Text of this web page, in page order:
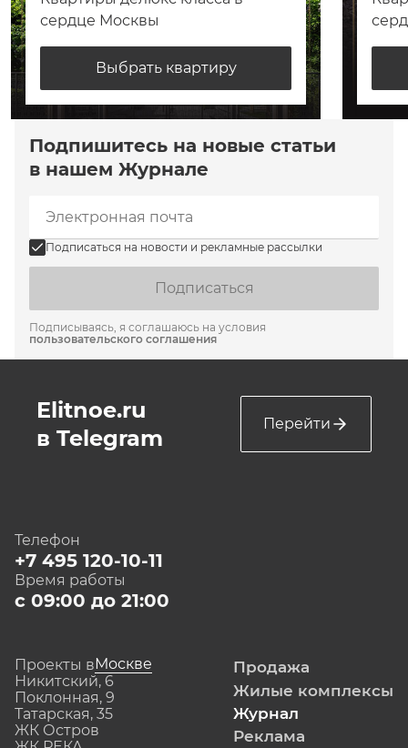
сердце Москвы
Выбрать квартиру
Подпишитесь на новые статьи
в нашем Журнале
Подписаться на новости и рекламные рассылки
Подписаться
Подписываясь, я соглашаюсь на условия
пользовательского соглашения
Elitnoe.ru
в Telegram
Перейти
Телефон
+7 495 120-10-11
Время работы
с 09:00 до 21:00
Проекты вМоскве
Никитский, 6
Поклонная, 9
Татарская, 35
ЖК Остров
Продажа
Жилые комплексы
Журнал
Реклама